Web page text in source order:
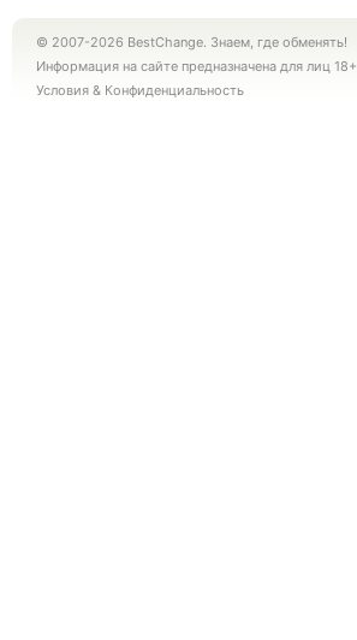
© 2007-2026 BestChange. Знаем, где обменять!
Информация на сайте предназначена для лиц 18+
Условия & Конфиденциальность